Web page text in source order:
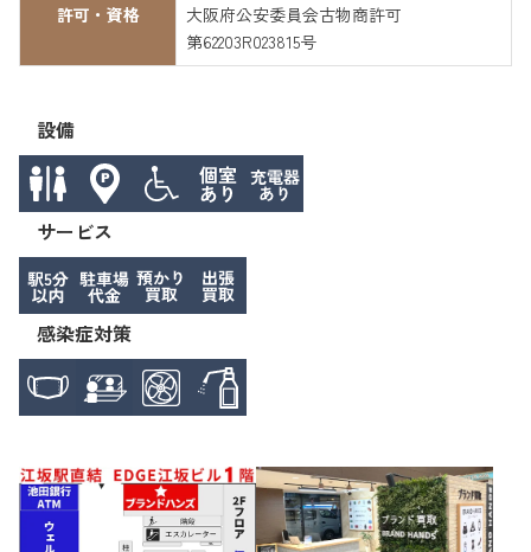
設備
サービス
感染症対策
許可・資格
大阪府公安委員会古物商許可
第62203R023815号